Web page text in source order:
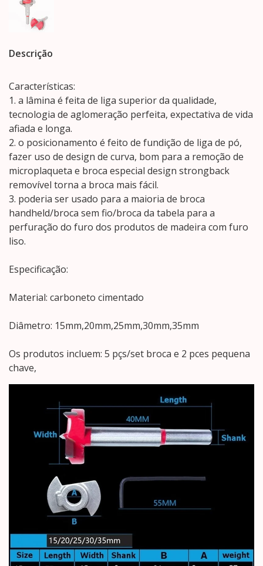
Descrição
Características:
1. a lâmina é feita de liga superior da qualidade,
tecnologia de aglomeração perfeita, expectativa de vida
afiada e longa.
2. o posicionamento é feito de fundição de liga de pó,
fazer uso de design de curva, bom para a remoção de
microplaqueta e broca especial design strongback
removível torna a broca mais fácil.
3. poderia ser usado para a maioria de broca
handheld/broca sem fio/broca da tabela para a
perfuração do furo dos produtos de madeira com furo
liso.
Especificação:
Material: carboneto cimentado
Diâmetro: 15mm,20mm,25mm,30mm,35mm
Os produtos incluem: 5 pçs/set broca e 2 pces pequena
chave,